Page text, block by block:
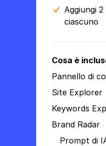
Aggiungi
ciascuno
Cosa è
Pannello di
Site Explorer
Keywords
Brand Radar
Prompt di